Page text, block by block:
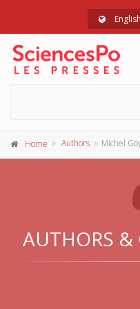
English
Home Authors Michel
AUTHORS &